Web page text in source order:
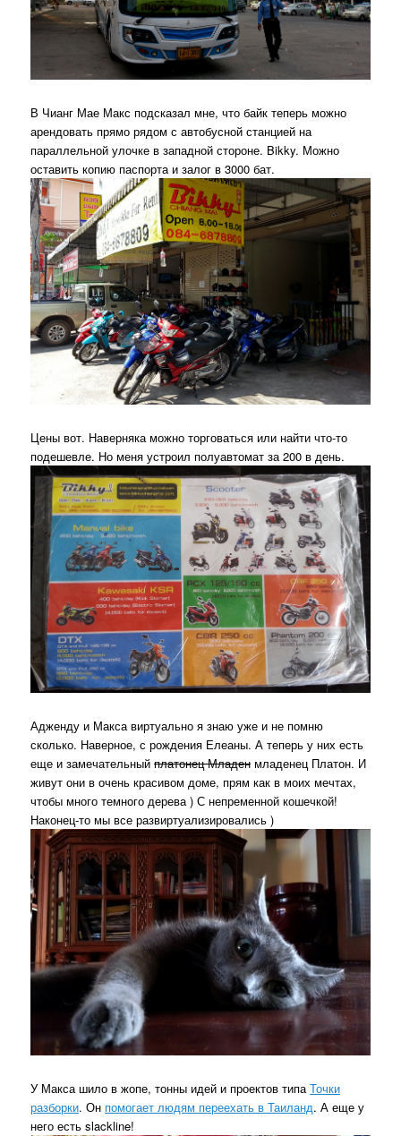
В Чианг Мае Макс подсказал мне, что байк теперь можно
арендовать прямо рядом с автобусной станцией на
параллельной улочке в западной стороне. Bikky. Можно
оставить копию паспорта и залог в 3000 бат.
Цены вот. Наверняка можно торговаться или найти что-то
подешевле. Но меня устроил полуавтомат за 200 в день.
Адженду и Макса виртуально я знаю уже и не помню
сколько. Наверное, с рождения Елеаны. А теперь у них есть
еще и замечательныйплатонец Младен младенец Платон. И
живут они в очень красивом доме, прям как в моих мечтах,
чтобы много темного дерева ) С непременной кошечкой!
Наконец-то мы все развиртуализировались )
У Макса шило в жопе, тонны идей и проектов типаТочки
разборки. Он помогает людям переехать в Таиланд. А еще у
него есть slackline!